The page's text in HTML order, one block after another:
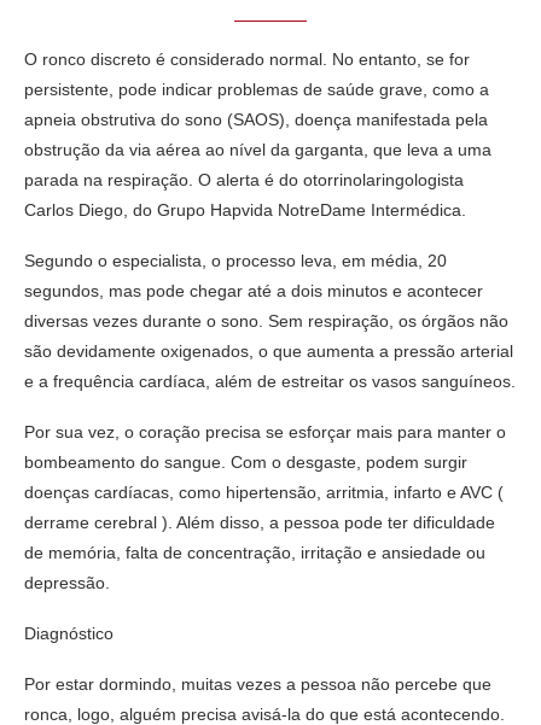
O ronco discreto é considerado normal. No entanto, se for
persistente, pode indicar problemas de saúde grave, como a
apneia obstrutiva do sono (SAOS), doença manifestada pela
obstrução da via aérea ao nível da garganta, que leva a uma
parada na respiração. O alerta é do otorrinolaringologista
Carlos Diego, do Grupo Hapvida NotreDame Intermédica.
Segundo o especialista, o processo leva, em média, 20
segundos, mas pode chegar até a dois minutos e acontecer
diversas vezes durante o sono. Sem respiração, os órgãos não
são devidamente oxigenados, o que aumenta a pressão arterial
e a frequência cardíaca, além de estreitar os vasos sanguíneos.
Por sua vez, o coração precisa se esforçar mais para manter o
bombeamento do sangue. Com o desgaste, podem surgir
doenças cardíacas, como hipertensão, arritmia, infarto e AVC (
derrame cerebral ). Além disso, a pessoa pode ter dificuldade
de memória, falta de concentração, irritação e ansiedade ou
depressão.
Diagnóstico
Por estar dormindo, muitas vezes a pessoa não percebe que
ronca, logo, alguém precisa avisá-la do que está acontecendo.